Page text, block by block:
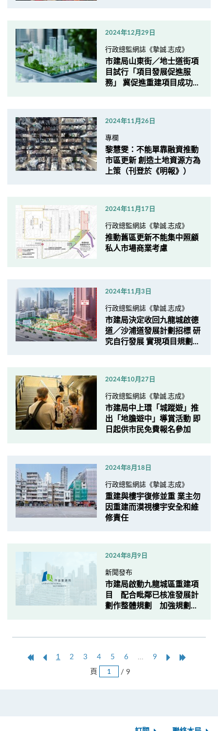
2024年12月29日
行政總監網誌《摯誠.志成》
市建局山東街／地士道街項
目試行「項目發展促進服
務」 冀促進重建項目成功...
2024年11月26日
專欄
黎慧雯：不能單靠融資推動
市區更新 創造土地資源方為
上策（刊登於《明報》）
2024年11月17日
行政總監網誌《摯誠.志成》
推動舊區更新不能集中照顧
私人市場商業考慮
2024年11月3日
行政總監網誌《摯誠.志成》
市建局決定收回九龍城啟德
道／沙浦道發展計劃招標 研
究自行發展 實現項目規劃...
2024年10月27日
行政總監網誌《摯誠.志成》
市建局中上環「城蹤遊」推
出「地膽遊中」導賞活動 即
日起供市民免費報名參加
2024年8月18日
行政總監網誌《摯誠.志成》
重建與樓宇復修並重 業主勿
因重建而漠視樓宇安全和維
修責任
2024年8月9日
新聞發布
市建局啟動九龍城區重建項
目 配合毗鄰已核准發展計
劃作整體規劃 加強規劃...
第
上
1 2 3 4 5 6 ... 9
NextLast
頁 / 9跳